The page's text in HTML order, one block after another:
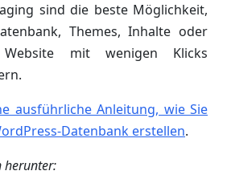
sind die beste Möglichkeit,
Themes, Inhalte oder
mit wenigen Klicks
ausführliche Anleitung, wie Sie
Datenbank erstellen.
herunter: